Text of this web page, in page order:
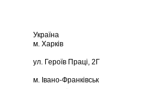
Україна
м. Харків
ул. Героїв Праці, 2Г
м. Івано-Франківськ